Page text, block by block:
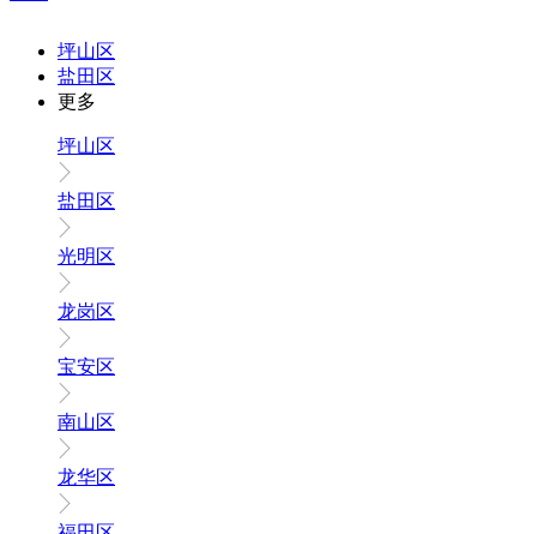
坪山区
盐田区
更多
坪山区
盐田区
光明区
龙岗区
宝安区
南山区
龙华区